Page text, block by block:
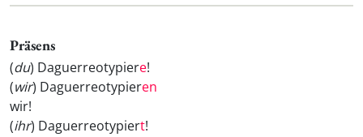
Präsens
(du) Daguerreotypiere!
(wir) Daguerreotypieren
wir!
(ihr) Daguerreotypiert!